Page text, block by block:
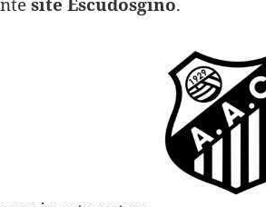
site Escudosgino.